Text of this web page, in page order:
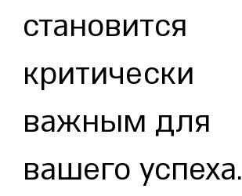
становится
критически
важным для
вашего успеха.